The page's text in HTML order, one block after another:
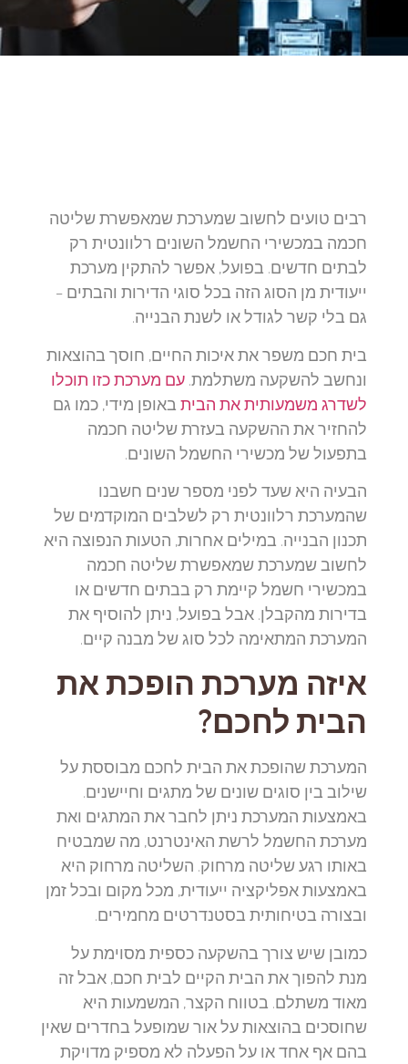
רבים טועים לחשוב שמערכת שמאפשרת שליטה
חכמה במכשירי החשמל השונים רלוונטית רק
לבתים חדשים. בפועל, אפשר להתקין מערכת
ייעודית מן הסוג הזה בכל סוגי הדירות והבתים –
גם בלי קשר לגודל או לשנת הבנייה.
בית חכם משפר את איכות החיים, חוסך בהוצאות
ונחשב להשקעה משתלמת.עם מערכת כזו תוכלו
לשדרג משמעותית את הביתבאופן מידי, כמו גם
להחזיר את ההשקעה בעזרת שליטה חכמה
בתפעול של מכשירי החשמל השונים.
הבעיה היא שעד לפני מספר שנים חשבנו
שהמערכת רלוונטית רק לשלבים המוקדמים של
תכנון הבנייה. במילים אחרות, הטעות הנפוצה היא
לחשוב שמערכת שמאפשרת שליטה חכמה
במכשירי חשמל קיימת רק בבתים חדשים או
בדירות מהקבלן. אבל בפועל, ניתן להוסיף את
המערכת המתאימה לכל סוג של מבנה קיים.
איזה מערכת הופכת את
הבית לחכם?
המערכת שהופכת את הבית לחכם מבוססת על
שילוב בין סוגים שונים של מתגים וחיישנים.
באמצעות המערכת ניתן לחבר את המתגים ואת
מערכת החשמל לרשת האינטרנט, מה שמבטיח
באותו רגע שליטה מרחוק. השליטה מרחוק היא
באמצעות אפליקציה ייעודית, מכל מקום ובכל זמן
ובצורה בטיחותית בסטנדרטים מחמירים.
כמובן שיש צורך בהשקעה כספית מסוימת על
מנת להפוך את הבית הקיים לבית חכם, אבל זה
מאוד משתלם. בטווח הקצר, המשמעות היא
שחוסכים בהוצאות על אור שמופעל בחדרים שאין
בהם אף אחד או על הפעלה לא מספיק מדויקת